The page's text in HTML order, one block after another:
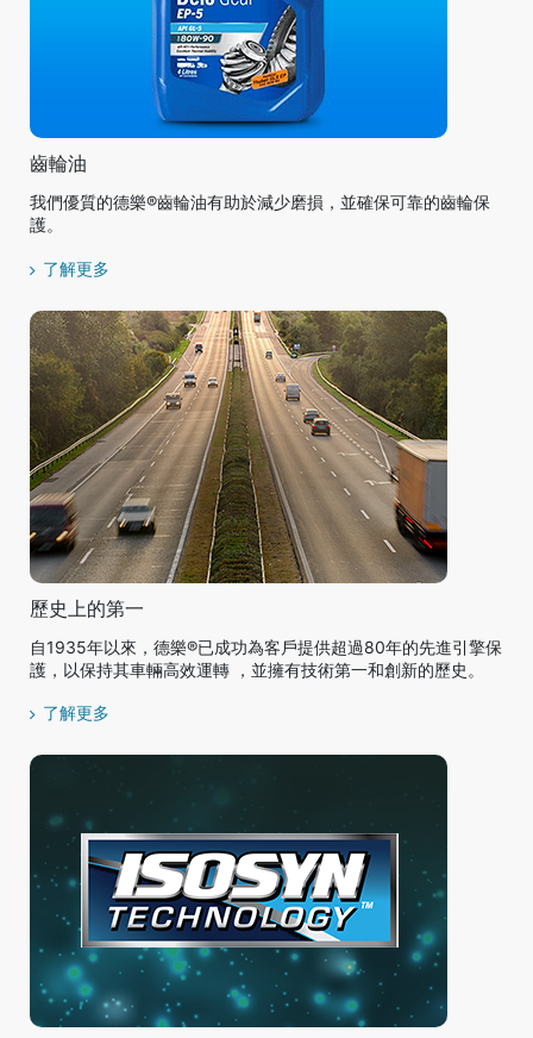
齒輪油
我們優質的德樂®齒輪油有助於減少磨損，並確保可靠的齒輪保
護。
了解更多
歷史上的第一
自1935年以來，德樂®已成功為客戶提供超過80年的先進引擎保
護，以保持其車輛高效運轉 ，並擁有技術第一和創新的歷史。
了解更多